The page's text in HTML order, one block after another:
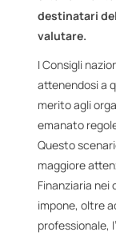
destinatari
valutare.
I Consigli
attenendosi a
merito agli
emanato
Questo
maggiore
Finanziaria
impone, oltre
professionale,